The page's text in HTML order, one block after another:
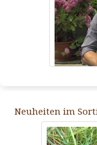
Neuheiten im